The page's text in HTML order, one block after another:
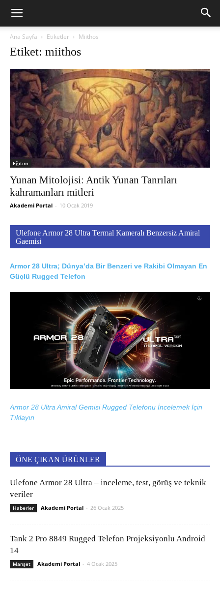
Ana Sayfa Etiketler Miithos
Etiket: miithos
Eğitim
Yunan Mitolojisi: Antik Yunan Tanrıları
kahramanları mitleri
Akademi Portal - 10 Ocak 2019
Ulefone Armor 28 Ultra Termal Kameralı Benzersiz Amiral
Gaemisi
Armor 28 Ultra; Dünya’da Bir Benzeri ve Rakibi Olmayan En
Güçlü Rugged Telefon
Armor 28 Ultra Amiral Gemisi Rugged Telefonu İncelemek İçin
Tıklayın
ÖNE ÇIKAN ÜRÜNLER
Ulefone Armor 28 Ultra – inceleme, test, görüş ve teknik
veriler
Haberler Akademi Portal - 26 Ocak 2025
Tank 2 Pro 8849 Rugged Telefon Projeksiyonlu Android
14
Manşet Akademi Portal - 4 Ocak 2025